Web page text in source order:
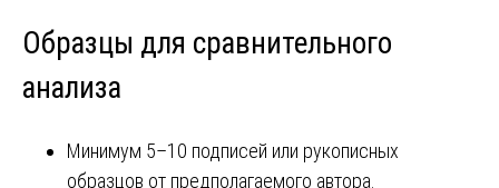
Образцы для сравнительного
анализа
Минимум 5–10 подписей или рукописных
образцов от предполагаемого автора.